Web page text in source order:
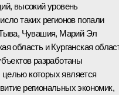
высокий уровень
таких регионов попали
Чувашия, Марий Эл
область и Курганская
разработаны
которых является
региональных экономик,